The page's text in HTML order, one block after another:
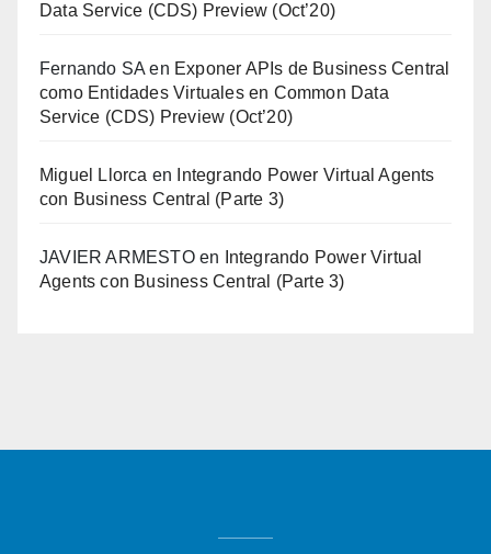
Data Service (CDS) Preview (Oct’20)
Fernando SA en Exponer APIs de Business Central
como Entidades Virtuales en Common Data
Service (CDS) Preview (Oct’20)
Miguel Llorca en
Integrando Power Virtual Agents
con Business Central (Parte 3)
JAVIER ARMESTOen
Integrando Power Virtual
Agents con Business Central (Parte 3)